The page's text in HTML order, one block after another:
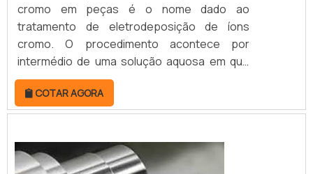
cromo em peças é o nome dado ao
tratamento de eletrodeposição de íons
cromo. O procedimento acontece por
intermédio de uma solução aquosa em que
os íons cromo são postos e,
posteriormente, as peças são devidamente
mergulhadas na concentração, com
banho é feito em uma grande quantidade de
componentes industriais, tendo em vista que
COTAR AGORA